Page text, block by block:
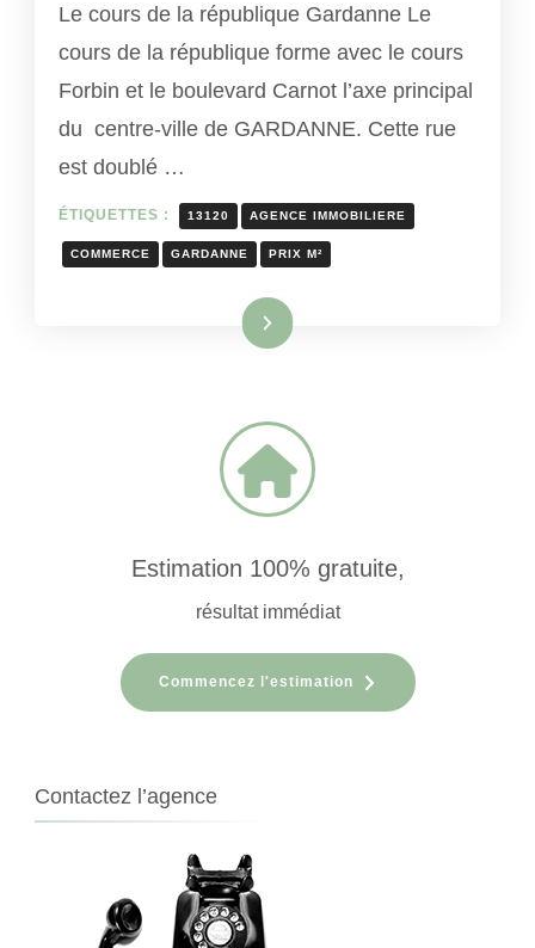
Le cours de la république Gardanne Le
cours de la république forme avec le cours
Forbin et le boulevard Carnot l’axe principal
du centre-ville de GARDANNE. Cette rue
est doublé …
ÉTIQUETTES : 13120 AGENCE IMMOBILIERE
COMMERCE GARDANNE PRIX M²
Lire la suite
Estimation 100% gratuite,
résultat immédiat
Commencez l'estimation
Contactez l’agence